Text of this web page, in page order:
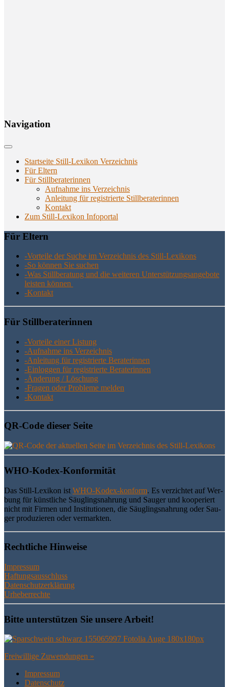
Navi­ga­ti­on
Startseite Still-Lexikon Verzeichnis
Für Eltern
Für Stillberaterinnen
Aufnahme ins Verzeichnis
Anlei­tung für regis­trier­te Stillberaterinnen
Kon­takt
Zum Still-Lexikon Infoportal
Für Eltern
-Vor­tei­le der Suche im Ver­zeich­nis des Still-Lexikons
-So kön­nen Sie suchen
-Was Still­be­ra­tung und die wei­te­ren Unter­stüt­zungs­an­ge­bo­te
leis­ten können
-Kon­takt
Für Still­be­ra­te­rin­nen
-Vor­tei­le einer Listung
-Auf­nah­me ins Verzeichnis
-Anlei­tung für regis­trier­te Beraterinnen
-Ein­log­gen für regis­trier­te Beraterinnen
-Ände­rung / Löschung
-Fra­gen oder Pro­ble­me melden
-Kon­takt
QR-Code die­ser Seite
WHO-Kodex-Kon­for­mi­tät
Das Still-Lexi­kon ist WHO-Kodex-kon­form. Es ver­zich­tet auf Wer­
bung für künst­li­che Säug­lings­nah­rung und Sau­ger und koope­riert
nicht mit Fir­men und Insti­tu­tio­nen, die Säug­lings­nah­rung oder Sau­
ger pro­du­zie­ren oder vermarkten.
Recht­li­che Hinweise
Impressum
Haftungsausschluss
Datenschutzerklärung
Urheberrechte
Bit­te unter­stüt­zen Sie unse­re Arbeit!
Frei­wil­li­ge Zuwendungen »
Impres­sum
Daten­schutz